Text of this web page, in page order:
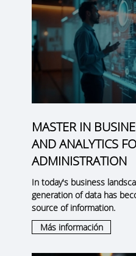
MASTER IN
AND ANALYTICS
ADMINISTRATION
In today's business
generation of data has
source of information.
Más información